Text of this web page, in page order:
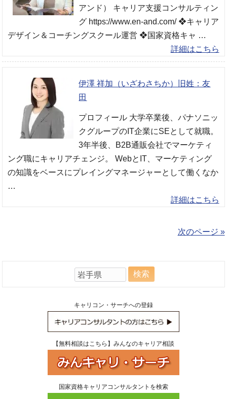
アンド） キャリア支援コンサルティン
グ https://www.en-and.com/ ❖キャリア
デザイン＆コーチングスクール運営 ❖国家資格キャ …
詳細はこちら
伊澤 祥加（いざわさちか）旧姓：友
田
プロフィール 大学卒業後、パナソニッ
クグループのIT企業にSEとして就職。
3年半後、B2B通販会社でマーケティ
ング職にキャリアチェンジ。 WebとIT、マーケティング
の知識をベースにプレイングマネージャーとして働くなか
…
詳細はこちら
次のページ »
検
キャリコン・サーチへの登録
【無料相談はこちら】みんなのキャリア相談
国家資格キャリアコンサルタントを検索